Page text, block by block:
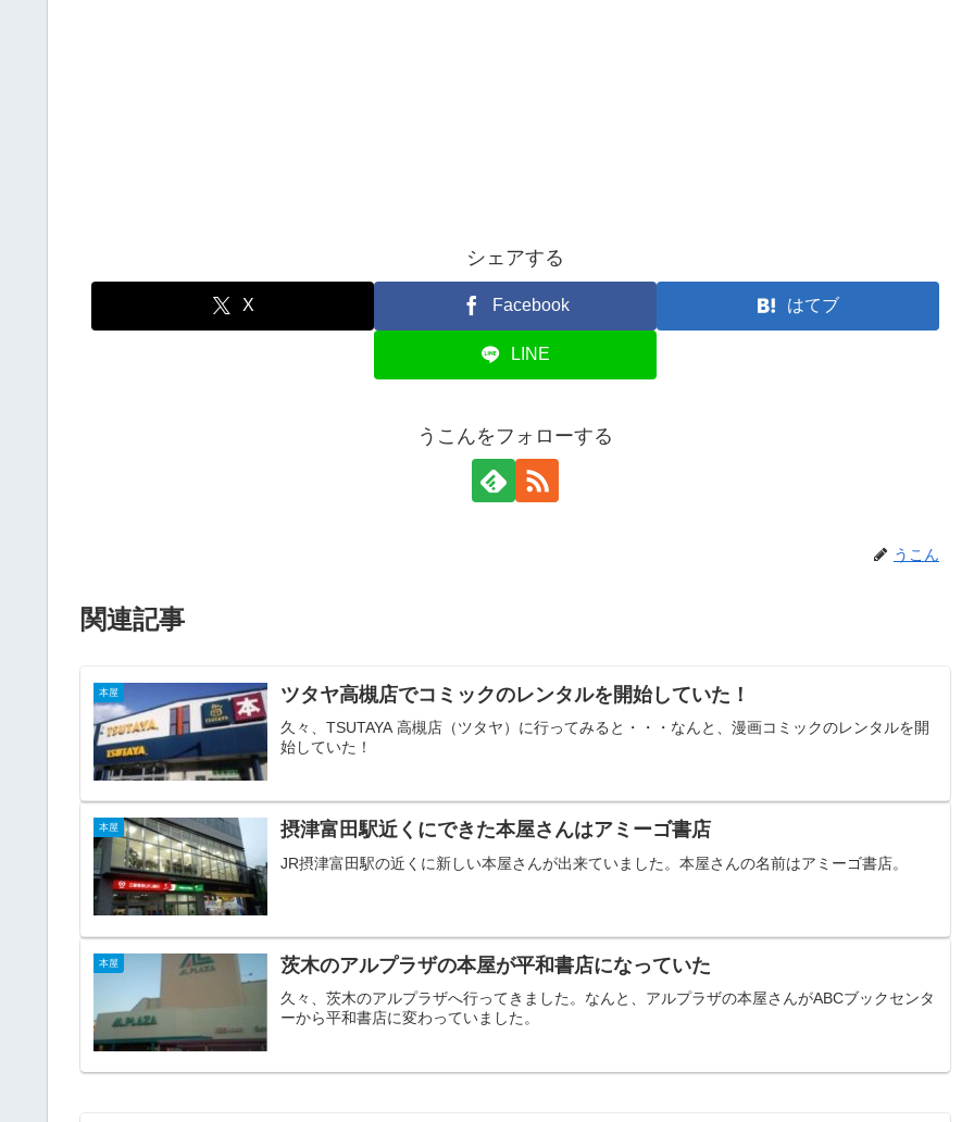
シェアする
X Facebook はてブ
LINE
うこんをフォローする
うこん
関連記事
本屋 ツタヤ高槻店でコミックのレンタルを開始していた！
久々、TSUTAYA 高槻店（ツタヤ）に行ってみると・・・なんと、漫画コミックのレンタルを開
始していた！
本屋 摂津富田駅近くにできた本屋さんはアミーゴ書店
JR摂津富田駅の近くに新しい本屋さんが出来ていました。本屋さんの名前はアミーゴ書店。
本屋 茨木のアルプラザの本屋が平和書店になっていた
久々、茨木のアルプラザへ行ってきました。なんと、アルプラザの本屋さんがABCブックセンタ
ーから平和書店に変わっていました。